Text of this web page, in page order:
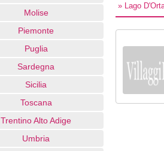
Molise
Piemonte
Puglia
Sardegna
Sicilia
Toscana
Trentino Alto Adige
Umbria
» Lago